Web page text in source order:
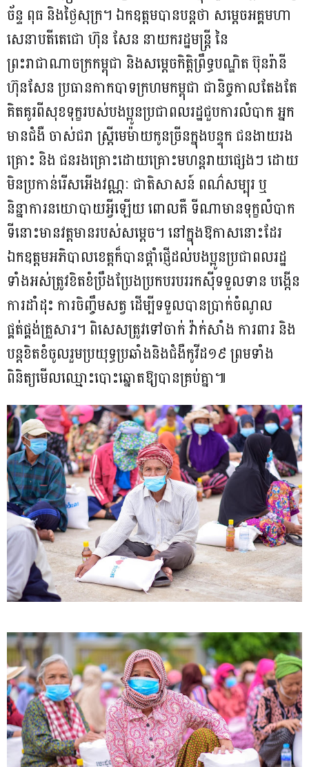
ច័ន្ទ ពុធ និងថ្ងៃសុក្រ។ ឯកឧត្តមបានបន្តថា សម្តេចអគ្គមហា
សេនាបតីតេជោ ហ៊ុន សែន នាយករដ្ឋមន្ត្រី នៃ
ព្រះរាជាណាចក្រកម្ពុជា និងសម្តេចកិត្តិព្រឹទ្ធបណ្ឌិត ប៊ុនរ៉ានី
ហ៊ុនសែន ប្រធានកាកបាទក្រហមកម្ពុជា ជានិច្ចកាលតែងតែ
គិតគូរពីសុខទុក្ខរបស់បងប្អូនប្រជាពលរដ្ឋជួបការលំបាក អ្នក
មានជំងឺ ចាស់ជរា ស្ត្រីមេម៉ាយកូនច្រីនក្នុងបន្ទុក ជនងាយរង
គ្រោះ និង ជនរងគ្រោះដោយគ្រោះមហន្តរាយផ្សេងៗ ដោយ
មិនប្រកាន់រើសអើងវណ្ណៈ ជាតិសាសន៍ ពណ៌សម្បុរ ឬ
និន្នាការនយោបាយអ្វីឡើយ ពោលគឺ ទីណាមានទុក្ខលំបាក
ទីនោះមានវត្តមានរបស់សម្តេច។ នៅក្នុងឱកាសនោះដែរ
ឯកឧត្តមអភិបាលខេត្តក៏បានផ្តាំផ្ញើដល់បងប្អូនប្រជាពលរដ្ឋ
ទាំងអស់ត្រូវខិតខំប្រឹងប្រែងប្រកបរបររកស៊ីទទួលទាន បង្កើន
ការដាំដុះ ការចិញ្ចឹមសត្វ ដើម្បីទទួលបានប្រាក់ចំណូល
ផ្គត់ផ្គង់គ្រួសារ។ ពិសេសត្រូវទៅចាក់ វ៉ាក់សាំង ការពារ និង
បន្តខិតខំចូលរួមប្រយុទ្ធប្រឆាំងនិងជំងឺកូវីដ១៩ ព្រមទាំង
ពិនិត្យមើលឈ្មោះបោះឆ្នោតឱ្យបានគ្រប់គ្នា៕